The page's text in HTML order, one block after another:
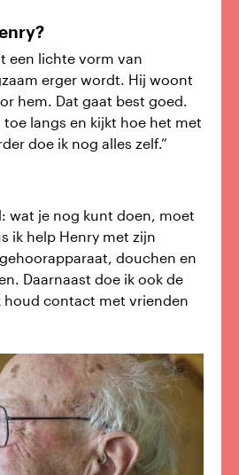
een lichte vorm van
erger wordt. Hij woont
hem. Dat gaat best goed.
langs en kijkt hoe het met
doe ik nog alles zelf.”
wat je nog kunt doen, moet
ik help Henry met zijn
douchen en
Daarnaast doe ik ook de
houd contact met vrienden